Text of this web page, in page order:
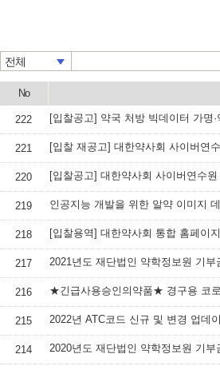
전체
No
222 [입찰공고] 약국 처방 빅데이터 가명
221 [입찰 재공고] 대한약사회 사이버연
220 [입찰공고] 대한약사회 사이버연수원
219 인공지능 개발을 위한 알약 이미지
218 [입찰용역] 대한약사회 통합 홈페이
217 2021년도 재단법인 약학정보원 기
216 ★긴급사용승인의약품★ 경구용 코
215 2022년 ATC코드 신규 및 변경 업데
214 2020년도 재단법인 약학정보원 기